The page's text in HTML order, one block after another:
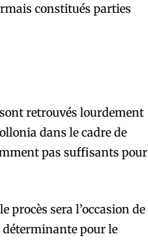
constitués parties
retrouvés lourdement
dans le cadre de
pas suffisants pour
procès sera l’occasion de
déterminante pour le